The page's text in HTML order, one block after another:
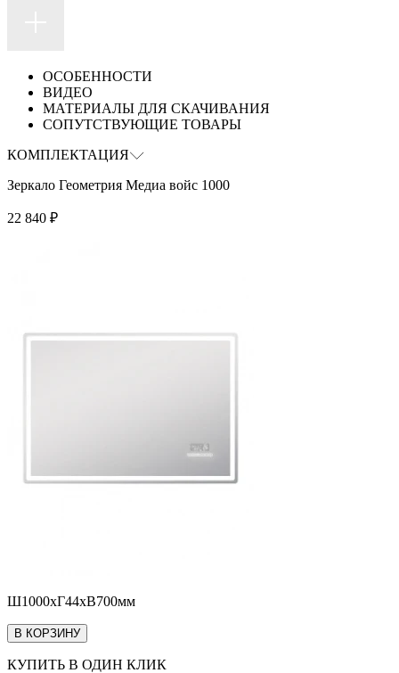
ОСОБЕННОСТИ
ВИДЕО
МАТЕРИАЛЫ ДЛЯ СКАЧИВАНИЯ
СОПУТСТВУЮЩИЕ ТОВАРЫ
КОМПЛЕКТАЦИЯ
Зеркало Геометрия Медиа войс 1000
22 840 ₽
Ш1000хГ44хВ700мм
В КОРЗИНУ
КУПИТЬ В ОДИН КЛИК